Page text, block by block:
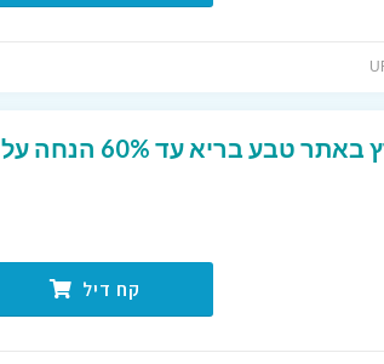
מבצע חודש מרץ באתר טבע בריא עד 60% הנחה על
קח דיל